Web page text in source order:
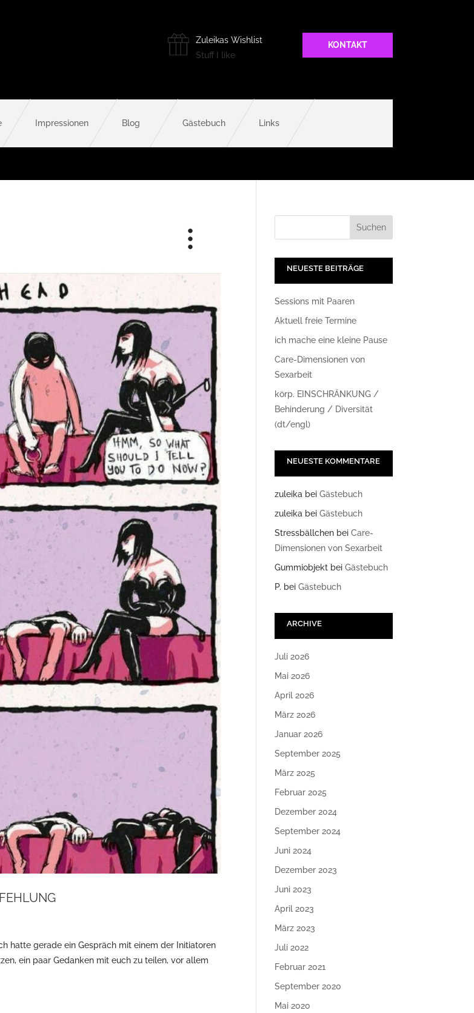
Zuleikas Wishlist
Stuff I like
KONTAKT
Impressionen Blog Gästebuch Links
hatte gerade ein Gespräch mit einem der Initiatoren
ein paar Gedanken mit euch zu teilen, vor allem
NEUESTE BEITRÄGE
Sessions mit Paaren
Aktuell freie Termine
ich mache eine kleine Pause
Care-Dimensionen von
Sexarbeit
körp. EINSCHRÄNKUNG /
Behinderung / Diversität
(dt/engl)
NEUESTE KOMMENTARE
zuleika beiGästebuch
zuleika beiGästebuch
Stressbällchen beiCare-
Dimensionen von Sexarbeit
Gummiobjekt beiGästebuch
P. beiGästebuch
ARCHIVE
Juli 2026
Mai 2026
April 2026
März 2026
Januar 2026
September 2025
März 2025
Februar 2025
Dezember 2024
September 2024
Juni 2024
Dezember 2023
Juni 2023
April 2023
März 2023
Juli 2022
Februar 2021
September 2020
Mai 2020